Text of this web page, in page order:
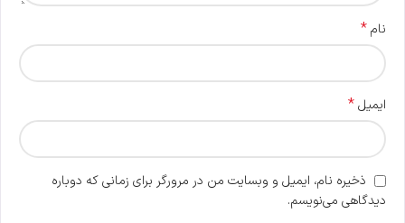
نام*
ایمیل*
ذخیره نام، ایمیل و وبسایت من در مرورگر برای زمانی که دوباره
دیدگاهی می‌نویسم.